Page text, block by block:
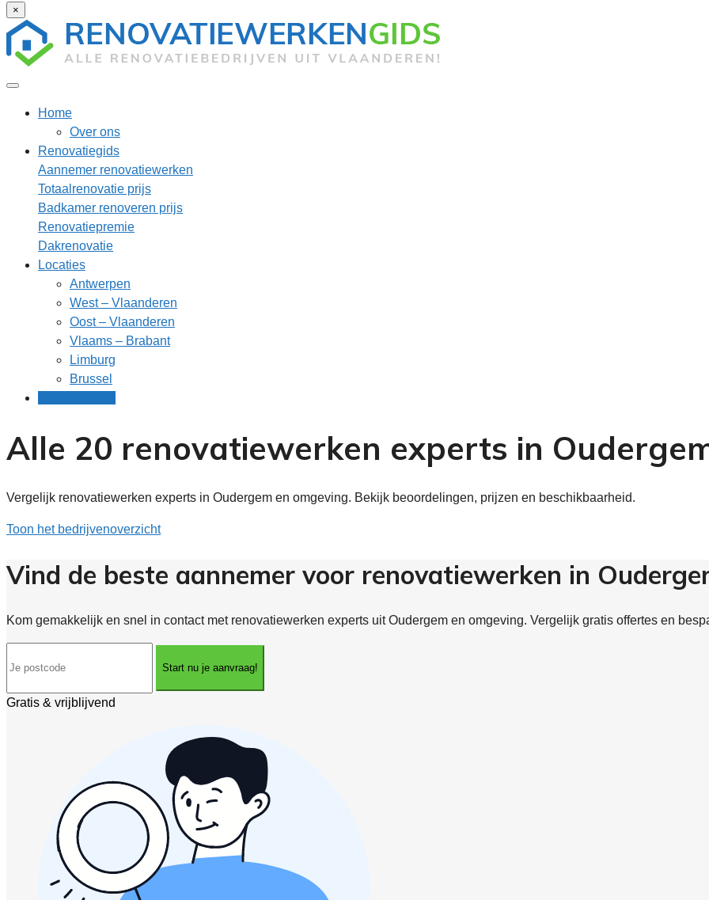
×
Home
Over ons
Renovatiegids
Aannemer renovatiewerken
Totaalrenovatie prijs
Badkamer renoveren prijs
Renovatiepremie
Dakrenovatie
Locaties
Antwerpen
West – Vlaanderen
Oost – Vlaanderen
Vlaams – Brabant
Limburg
Brussel
Alle 20 renovatiewerken experts in
Vergelijk renovatiewerken experts in Oudergem en omgeving. Bekijk beoordelingen, prijzen en beschikbaarheid.
Toon het bedrijvenoverzicht
Vind de beste aannemer voor renovatiewerken in
Kom gemakkelijk en snel in contact met renovatiewerken experts uit Oudergem en omgeving. Vergelijk gratis offertes en
Start nu je aanvraag!
Gratis & vrijblijvend